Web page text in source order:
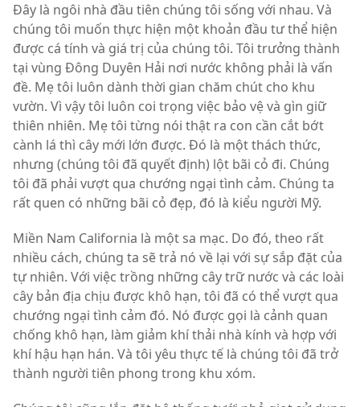
Đây là ngôi nhà đầu tiên chúng tôi sống với nhau. Và
chúng tôi muốn thực hiện một khoản đầu tư thể hiện
được cá tính và giá trị của chúng tôi. Tôi trưởng thành
tại vùng Đông Duyên Hải nơi nước không phải là vấn
đề. Mẹ tôi luôn dành thời gian chăm chút cho khu
vườn. Vì vậy tôi luôn coi trọng việc bảo vệ và gìn giữ
thiên nhiên. Mẹ tôi từng nói thật ra con cần cắt bớt
cành lá thì cây mới lớn được. Đó là một thách thức,
nhưng (chúng tôi đã quyết định) lột bãi cỏ đi. Chúng
tôi đã phải vượt qua chướng ngại tình cảm. Chúng ta
rất quen có những bãi cỏ đẹp, đó là kiểu người Mỹ.
Miền Nam California là một sa mạc. Do đó, theo rất
nhiều cách, chúng ta sẽ trả nó về lại với sự sắp đặt của
tự nhiên. Với việc trồng những cây trữ nước và các loài
cây bản địa chịu được khô hạn, tôi đã có thể vượt qua
chướng ngại tình cảm đó. Nó được gọi là cảnh quan
chống khô hạn, làm giảm khí thải nhà kính và hợp với
khí hậu hạn hán. Và tôi yêu thực tế là chúng tôi đã trở
thành người tiên phong trong khu xóm.